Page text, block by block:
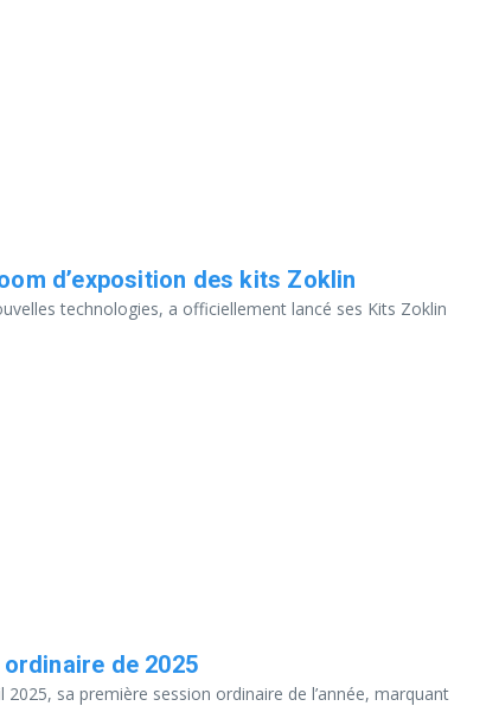
d’exposition des kits Zoklin
technologies, a officiellement lancé ses Kits Zoklin
de 2025
sa première session ordinaire de l’année, marquant